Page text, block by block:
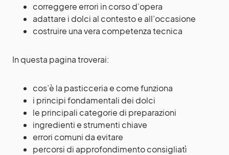
correggere errori in corso d’opera
adattare i dolci al contesto e all’occasione
costruire una vera competenza tecnica
In questa pagina troverai:
cos’è la pasticceria e come funziona
i principi fondamentali dei dolci
le principali categorie di preparazioni
ingredienti e strumenti chiave
errori comuni da evitare
percorsi di approfondimento consigliatì